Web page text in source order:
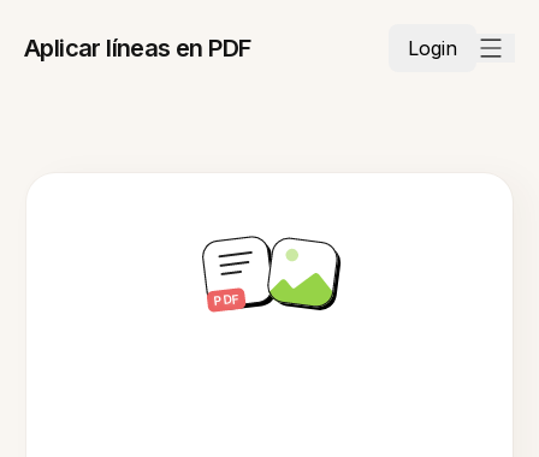
Aplicar líneas en PDF Login